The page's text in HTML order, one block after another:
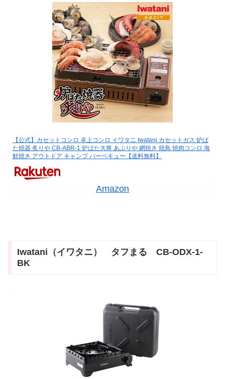
【公式】カセットコンロ 卓上コンロ イワタニ Iwatani カセットガス 炉ば
た焼器 炙りや CB-ABR-1 炉ばた大将 あぶりや 網焼き 焼鳥 焼肉コンロ 海
鮮焼き アウトドア キャンプ バーベキュー【送料無料】
Amazon
Iwatani（イワタニ） タフまる CB-ODX-1-
BK